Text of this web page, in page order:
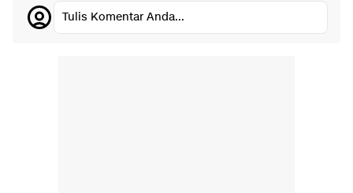
Tulis Komentar Anda...